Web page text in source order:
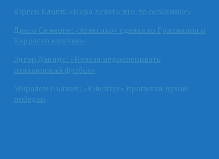
Юрген Клопп: «Пора делать что-то особенное»
Диего Симеоне: «Атлетико» сделал из Гризманна и
Карраско мужчин»
Эдгар Давидс: «Нельзя недооценивать
итальянский футбол»
Миралем Пьянич: «Ювентус» пропитан духом
победы»